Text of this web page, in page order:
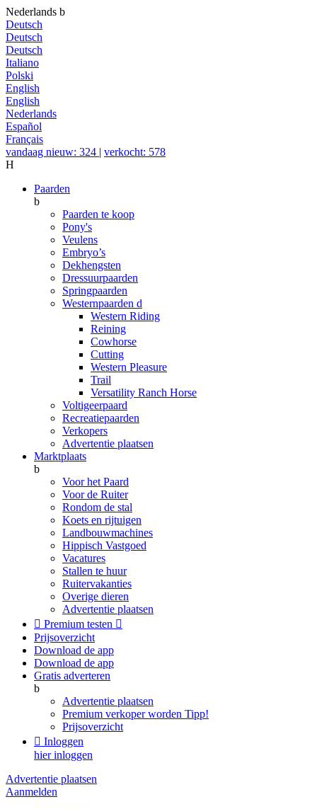
Nederlands b
Deutsch
Deutsch
Deutsch
Italiano
Polski
English
English
Nederlands
Español
Français
vandaag nieuw: 324 | verkocht: 578
H
Paarden
b
Paarden te koop
Pony's
Veulens
Embryo’s
Dekhengsten
Dressuurpaarden
Springpaarden
Westernpaarden d
Western Riding
Reining
Cowhorse
Cutting
Western Pleasure
Trail
Versatility Ranch Horse
Voltigeerpaard
Recreatiepaarden
Verkopers
Advertentie plaatsen
Marktplaats
b
Voor het Paard
Voor de Ruiter
Rondom de stal
Koets en rijtuigen
Landbouwmachines
Hippisch Vastgoed
Vacatures
Stallen te huur
Ruitervakanties
Overige dieren
Advertentie plaatsen
 Premium testen 
Prijsoverzicht
Download de app
Download de app
Gratis adverteren
b
Advertentie plaatsen
Premium verkoper worden Tipp!
Prijsoverzicht
 Inloggen
hier inloggen
Advertentie plaatsen
Aanmelden